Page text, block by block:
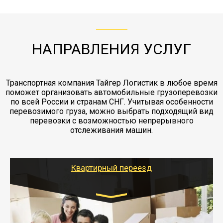
заканчивая выгрузкой в пункте получателя.
НАПРАВЛЕНИЯ УСЛУГ
Транспортная компания Тайгер Логистик в любое время
поможет организовать автомобильные грузоперевозки
по всей России и странам СНГ. Учитывая особенности
перевозимого груза, можно выбрать подходящий вид
перевозки с возможностью непрерывного
отслеживания машин.
Квартирный переезд
Газель: 1,5 и 3 тонны